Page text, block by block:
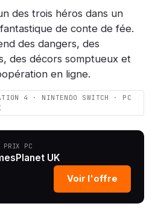
des trois héros dans un
de conte de fée.
des dangers, des
des décors somptueux et
en ligne.
4 · NINTENDO SWITCH · PC
PRIX PC
UK
Voir l'offre